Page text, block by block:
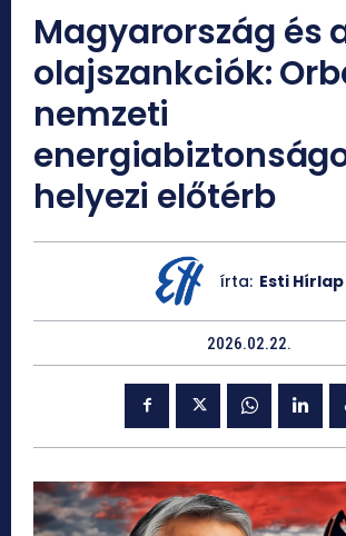
Magyarország és
olajszankciók:
nemzeti
helyezi előtérb
írta: Esti Hírlap
2026.02.22.